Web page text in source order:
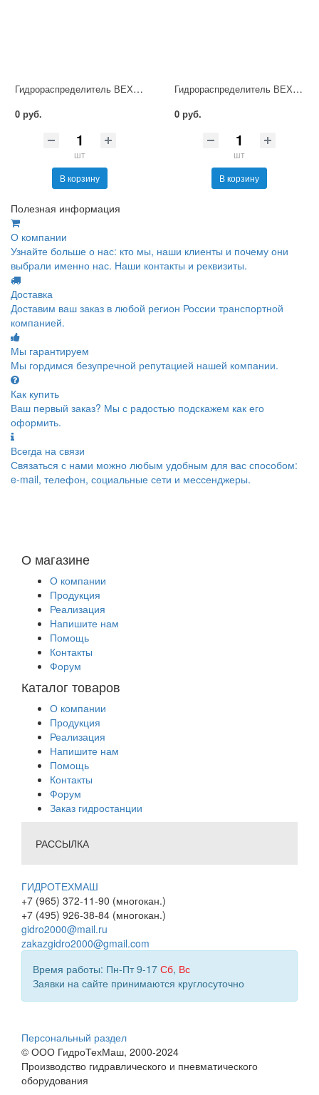
Гидрораспределитель ВЕХ16.574А Г24 НМ УХЛ4
0 руб.
шт
В корзину
Гидрораспределитель ВЕХ16.44-В Г24 НМ УХЛ4
0 руб.
шт
В корзину
Полезная информация
О компании
Узнайте больше о нас: кто мы, наши клиенты и почему они
выбрали именно нас. Наши контакты и реквизиты.
Доставка
Доставим ваш заказ в любой регион России транспортной
компанией.
Мы гарантируем
Мы гордимся безупречной репутацией нашей компании.
Как купить
Ваш первый заказ? Мы с радостью подскажем как его
оформить.
Всегда на связи
Связаться с нами можно любым удобным для вас способом:
e-mail, телефон, социальные сети и мессенджеры.
О магазине
О компании
Продукция
Реализация
Напишите нам
Помощь
Контакты
Форум
Каталог товаров
О компании
Продукция
Реализация
Напишите нам
Помощь
Контакты
Форум
Заказ гидростанции
РАССЫЛКА
ГИДРОТЕХМАШ
+7 (965) 372-11-90 (многокан.)
+7 (495) 926-38-84 (многокан.)
gidro2000@mail.ru
zakazgidro2000@gmail.com
Время работы: Пн-Пт 9-17 Сб, Вс
Заявки на сайте принимаются круглосуточно
Персональный раздел
© ООО ГидроТехМаш, 2000-2024
Производство гидравлического и пневматического
оборудования